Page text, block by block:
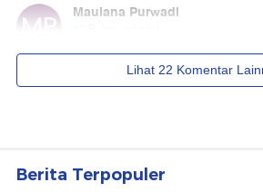
Berita Terpopuler